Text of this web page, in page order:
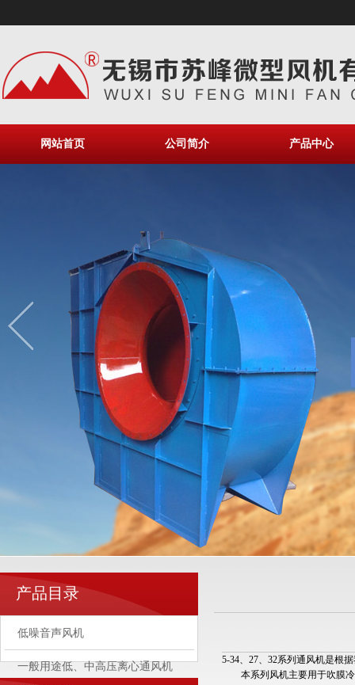
网站首页 公司简介 产品中心
产品目录
低噪音声风机
一般用途低、中高压离心通风机
5-34、27、32系列通风机是根
本系列风机主要用于吹膜冷